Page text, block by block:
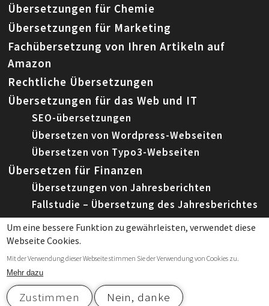
Übersetzungen für Chemie
Übersetzungen für Marketing
Fachübersetzung von Ihren Artikeln auf
Amazon
Rechtliche Übersetzungen
Übersetzungen für das Web und IT
SEO-übersetzungen
Übersetzen von Wordpress-Webseiten
Übersetzen von Typo3-Webseiten
Übersetzen für Finanzen
Übersetzungen von Jahresberichten
Fallstudie – Übersetzung des Jahresberichtes
© 2026 Leemeta, Spezialisierte Fachübersetzungen
Um eine bessere Funktion zu gewährleisten, verwendet diese
Webseite Cookies.
Mit der Verwendung dieser Webseite stimmen Sie der Verwendung von Cookies zu.
Mehr dazu
Zustimmen Nein, danke